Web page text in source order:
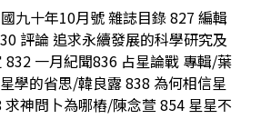
九十年10月號 雜誌目錄 827 編輯
評論 追求永續發展的科學研究及
一月紀聞836 占星論戰 專輯/葉
學的省思/韓良露 838 為何相信星
神問卜為哪樁/陳念萱 854 星星不